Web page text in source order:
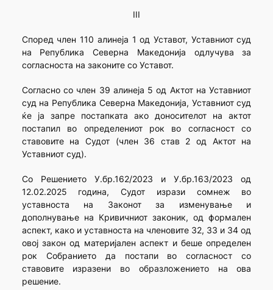
III
Според член 110 алинеја 1 од Уставот, Уставниот суд
на Република Северна Македонија одлучува за
согласноста на законите со Уставот.
Согласно со член 39 алинеја 5 од Актот на Уставниот
суд на Република Северна Македонија, Уставниот суд
ќе ја запре постапката ако доносителот на актот
постапил во определениот рок во согласност со
ставовите на Судот (член 36 став 2 од Актот на
Уставниот суд).
Со Решението У.бр.162/2023 и У.бр.163/2023 од
12.02.2025 година, Судот изрази сомнеж во
уставноста на Законот за изменување и
дополнување на Кривичниот законик, од формален
аспект, како и уставноста на членовите 32, 33 и 34 од
овој закон од материјален аспект и беше определен
рок Собранието да постапи во согласност со
ставовите изразени во образложението на ова
решение.